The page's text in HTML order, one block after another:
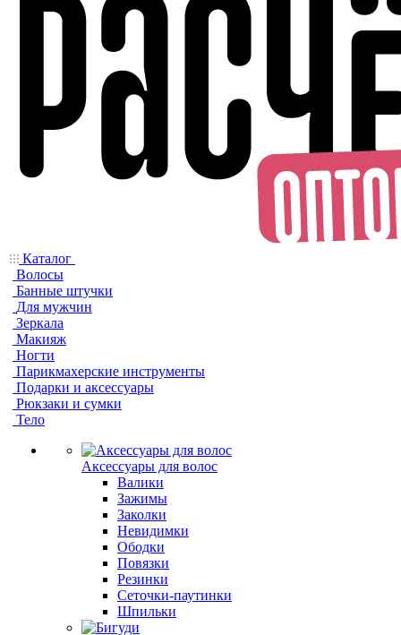
Каталог
Волосы
Банные штучки
Для мужчин
Зеркала
Макияж
Ногти
Парикмахерские инструменты
Подарки и аксессуары
Рюкзаки и сумки
Тело
Аксессуары для волос
Валики
Зажимы
Заколки
Невидимки
Ободки
Повязки
Резинки
Сеточки-паутинки
Шпильки